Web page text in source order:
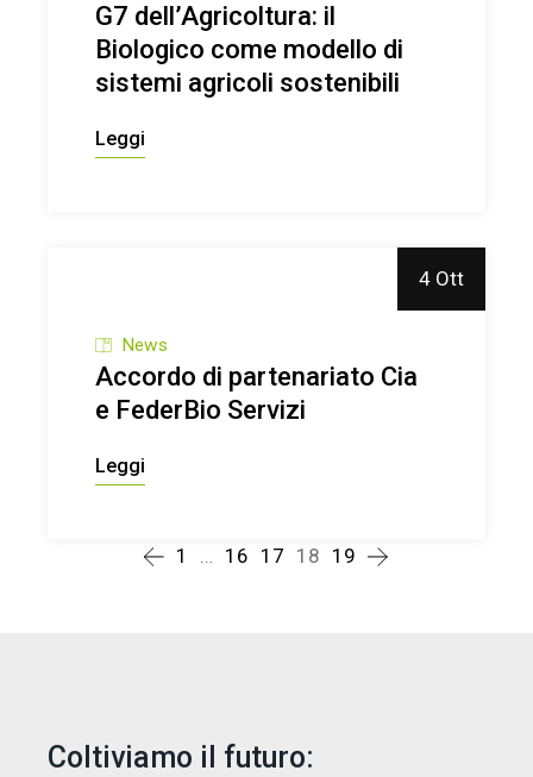
G7 dell’Agricoltura: il
Biologico come modello di
sistemi agricoli sostenibili
Leggi
4 Ott
News
Accordo di partenariato Cia
e FederBio Servizi
Leggi
1 … 16 17 18 19
Coltiviamo il futuro: